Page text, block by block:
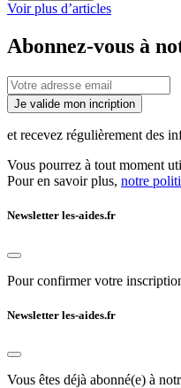
Voir plus d’articles
Abonnez-vous à
Je valide mon incription
et recevez régulièrement des
Vous pourrez à tout moment
Pour en savoir plus, notre
Newsletter les-aides.fr
Pour confirmer votre
Newsletter les-aides.fr
Vous êtes déjà abonné(e) à